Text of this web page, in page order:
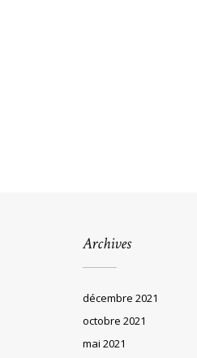
Archives
décembre 2021
octobre 2021
mai 2021